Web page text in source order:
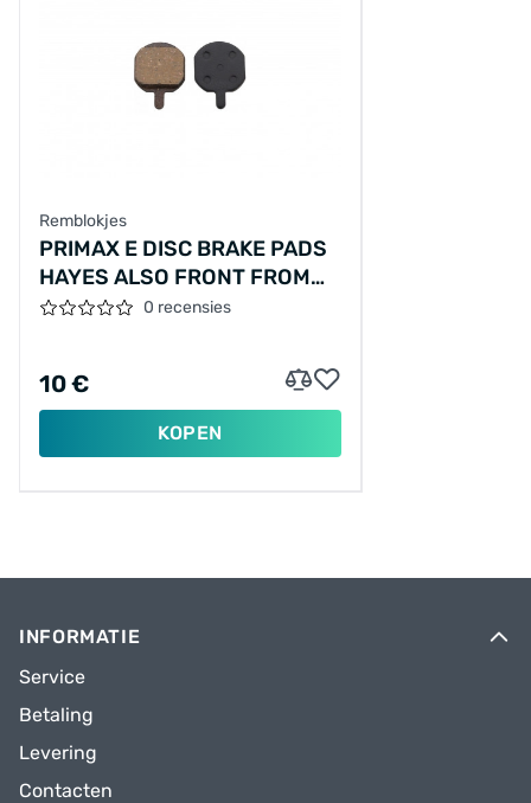
Remblokjes
PRIMAX E DISC BRAKE PADS
HAYES ALSO FRONT FROM
MOOF PER SET
0 recensies
10 €
KOPEN
INFORMATIE
Service
Betaling
Levering
Contacten